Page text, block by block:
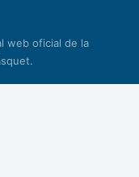
web oficial de la